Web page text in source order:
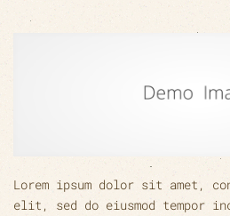
Lorem ipsum dolor sit amet,
elit, sed do eiusmod tempor